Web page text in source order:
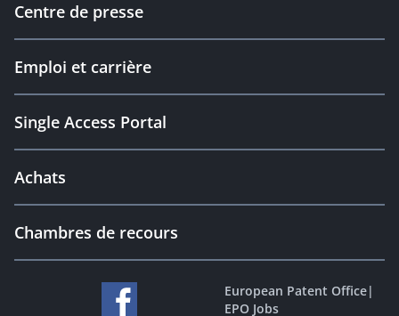
Centre de presse
Emploi et carrière
Single Access Portal
Achats
Chambres de recours
European Patent Office|
EPO Jobs